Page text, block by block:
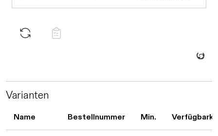
Daten werden geladen. Bitte warten...
Varianten
Name Bestellnummer Min.